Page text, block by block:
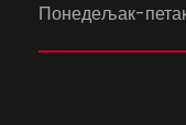
Понедељак-